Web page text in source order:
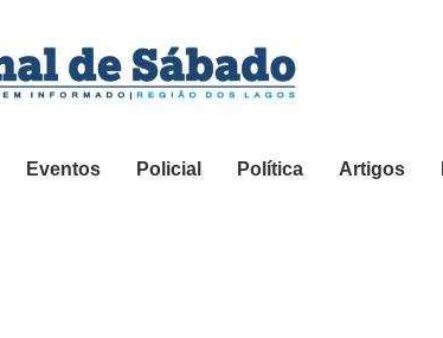
Eventos Policial Política Artigos